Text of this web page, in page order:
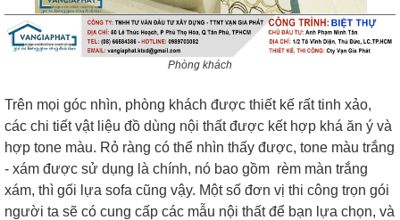
Phòng khách
Trên mọi góc nhìn, phòng khách được thiết kế rất tinh xảo,
các chi tiết vật liệu đồ dùng nội thất được kết hợp khá ăn ý và
hợp tone màu. Rỏ ràng có thể nhìn thấy được, tone màu trắng
- xám được sử dụng là chính, nó bao gồm rèm màn trắng
xám, thì gối lựa sofa cũng vậy. Một số đơn vị thi công trọn gói
người ta sẽ có cung cấp các mẫu nội thất để bạn lựa chọn, và